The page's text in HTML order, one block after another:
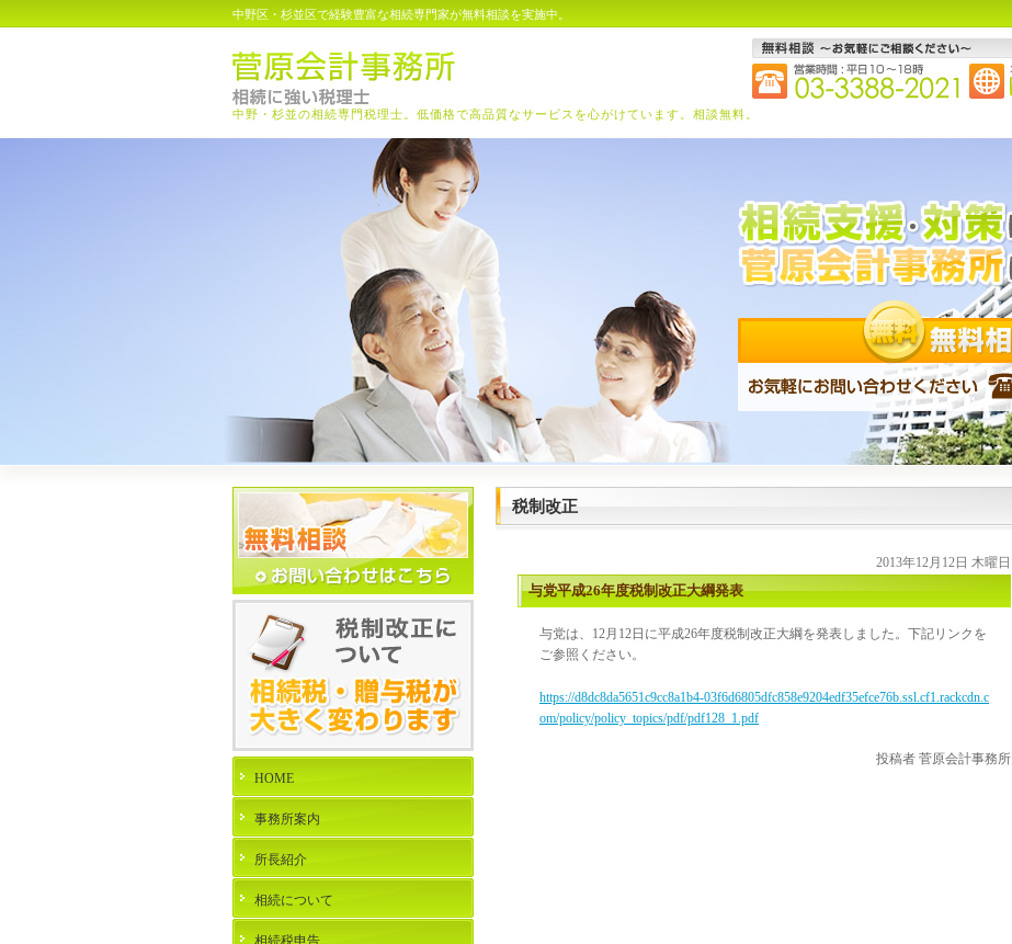
中野区・杉並区で経験豊富な相続専門家が無料相談を実施中。
中野・杉並の相続専門税理士。低価格で高品質なサービスを心がけています。相談無料。
税制改正
2013年12月12日 木曜日
与党平成26年度税制改正大綱発表
与党は、12月12日に平成26年度税制改正大綱を発表しました。下記リンクを
ご参照ください。
https://d8dc8da5651c9cc8a1b4-03f6d6805dfc858e9204edf35efce76b.ssl.cf1.rackcdn.c
om/policy/policy_topics/pdf/pdf128_1.pdf
投稿者 菅原会計事務所
HOME
事務所案内
所長紹介
相続について
相続税申告